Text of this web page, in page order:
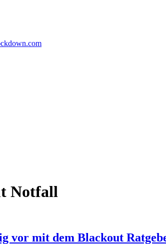
Notfall
vor mit dem Blackout